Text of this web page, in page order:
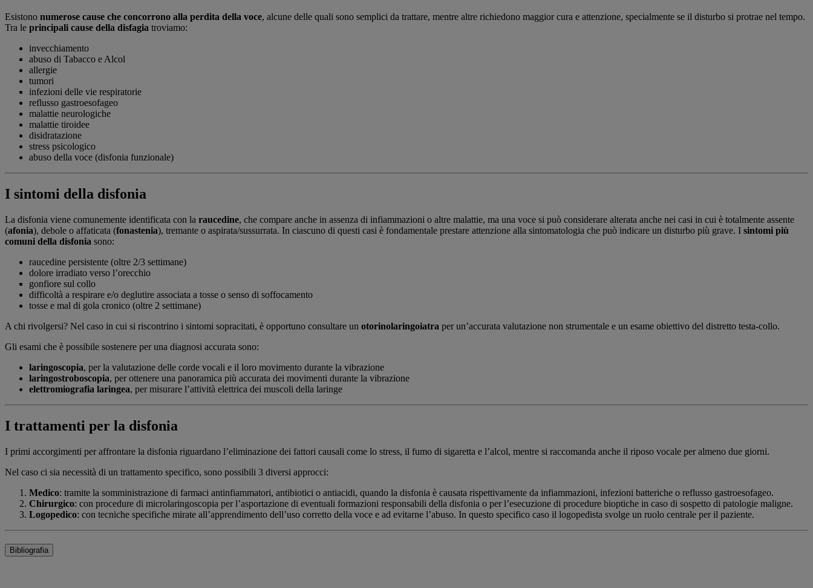
Esistono numerose cause che concorrono alla perdita della voce, alcune delle quali sono semplici da trattare, mentre altre richiedono maggior cura e attenzione, specialmente se il disturbo si protrae nel tempo.
Tra le principali cause della disfagia troviamo:
invecchiamento
abuso di Tabacco e Alcol
allergie
tumori
infezioni delle vie respiratorie
reflusso gastroesofageo
malattie neurologiche
malattie tiroidee
disidratazione
stress psicologico
abuso della voce (disfonia funzionale)
I sintomi della disfonia
La disfonia viene comunemente identificata con la raucedine, che compare anche in assenza di infiammazioni o altre malattie, ma una voce si può considerare alterata anche nei casi in cui è totalmente assente
(afonia), debole o affaticata (fonastenia), tremante o aspirata/sussurrata. In ciascuno di questi casi è fondamentale prestare attenzione alla sintomatologia che può indicare un disturbo più grave. I sintomi più
comuni della disfonia sono:
raucedine persistente (oltre 2/3 settimane)
dolore irradiato verso l’orecchio
gonfiore sul collo
difficoltà a respirare e/o deglutire associata a tosse o senso di soffocamento
tosse e mal di gola cronico (oltre 2 settimane)
A chi rivolgersi? Nel caso in cui si riscontrino i sintomi sopracitati, è opportuno consultare un otorinolaringoiatra per un’accurata valutazione non strumentale e un esame obiettivo del distretto testa-collo.
Gli esami che è possibile sostenere per una diagnosi accurata sono:
laringoscopia, per la valutazione delle corde vocali e il loro movimento durante la vibrazione
laringostroboscopia, per ottenere una panoramica più accurata dei movimenti durante la vibrazione
elettromiografia laringea, per misurare l’attività elettrica dei muscoli della laringe
I trattamenti per la disfonia
I primi accorgimenti per affrontare la disfonia riguardano l’eliminazione dei fattori causali come lo stress, il fumo di sigaretta e l’alcol, mentre si raccomanda anche il riposo vocale per almeno due giorni.
Nel caso ci sia necessità di un trattamento specifico, sono possibili 3 diversi approcci:
Medico: tramite la somministrazione di farmaci antinfiammatori, antibiotici o antiacidi, quando la disfonia è causata rispettivamente da infiammazioni, infezioni batteriche o reflusso gastroesofageo.
Chirurgico: con procedure di microlaringoscopia per l’asportazione di eventuali formazioni responsabili della disfonia o per l’esecuzione di procedure bioptiche in caso di sospetto di patologie maligne.
Logopedico: con tecniche specifiche mirate all’apprendimento dell’uso corretto della voce e ad evitarne l’abuso. In questo specifico caso il logopedista svolge un ruolo centrale per il paziente.
Bibliografia